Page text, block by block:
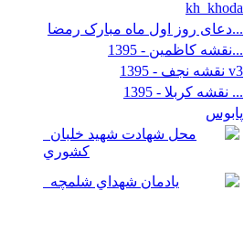
kh_khoda
دعای روز اول ماه مبارک رمضا...
نقشه کاظمین - 1395...
نقشه نجف - 1395 v3
نقشه کربلا - 1395 ...
پابوس
يادمان شهداي شلمچه